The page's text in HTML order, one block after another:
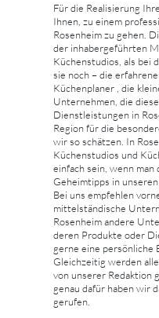
Für die Realisierung
Ihnen, zu einem
Rosenheim zu gehen.
der inhabergeführten
Küchenstudios, als bei
sie noch – die
Küchenplaner , die
Unternehmen, die
Dienstleistungen in
Region für die
wir so schätzen. In
Küchenstudios und
einfach sein, wenn
Geheimtipps in
Bei uns empfehlen
mittelständische
Rosenheim andere
deren Produkte oder
gerne eine persönliche
Gleichzeitig werden
von unserer Redaktion
genau dafür haben wir
gerufen.